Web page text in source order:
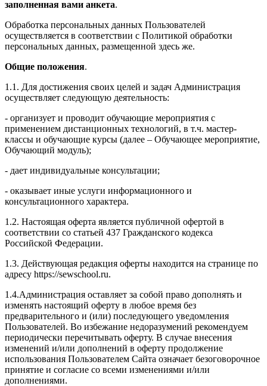
заполненная вами анкета.
Обработка персональных данных Пользователей
осуществляется в соответствии с Политикой обработки
персональных данных, размещенной здесь же.
Общие положения.
1.1. Для достижения своих целей и задач Администрация
осуществляет следующую деятельность:
- организует и проводит обучающие мероприятия с
применением дистанционных технологий, в т.ч. мастер-
классы и обучающие курсы (далее – Обучающее мероприятие,
Обучающий модуль);
- дает индивидуальные консультации;
- оказывает иные услуги информационного и
консультационного характера.
1.2. Настоящая оферта является публичной офертой в
соответствии со статьей 437 Гражданского кодекса
Российской Федерации.
1.3. Действующая редакция оферты находится на странице по
адресу https://sewschool.ru.
1.4.Администрация оставляет за собой право дополнять и
изменять настоящий оферту в любое время без
предварительного и (или) последующего уведомления
Пользователей. Во избежание недоразумений рекомендуем
периодически перечитывать оферту. В случае внесения
изменений и/или дополнений в оферту продолжение
использования Пользователем Сайта означает безоговорочное
принятие и согласие со всеми изменениями и/или
дополнениями.